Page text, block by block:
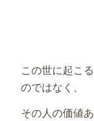
この世に起こ
のではなく、
その人の価値